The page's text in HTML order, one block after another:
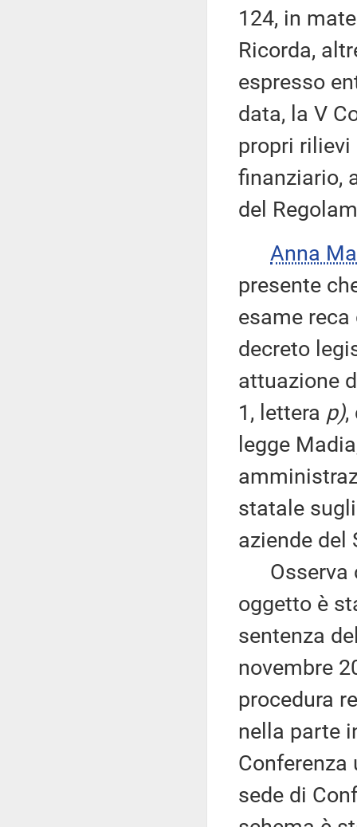
124, in
Ricorda,
espresso
data, la V
propri rilievi
finanziario,
del
Anna
presente
esame
decreto
attuazione
1, lettera p),
legge
statale
aziende del
Osserva
oggetto è
sentenza
novembre
procedura
nella parte
sede di